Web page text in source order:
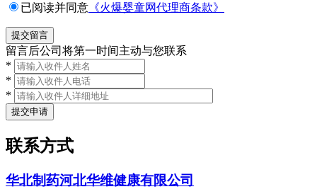
已阅读并同意 《火爆婴童网代理商条款》
留言后公司将第一时间主动与您联系
*
*
*
联系方式
华北制药河北华维健康有限公司